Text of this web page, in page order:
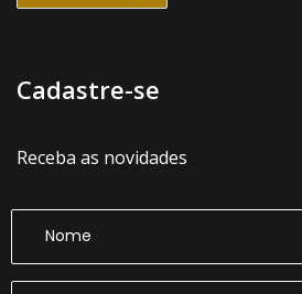
Cadastre-se
Receba as novidades